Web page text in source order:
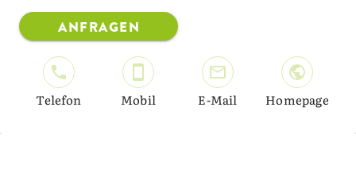
ANFRAGEN
Telefon Mobil E-Mail Homepage